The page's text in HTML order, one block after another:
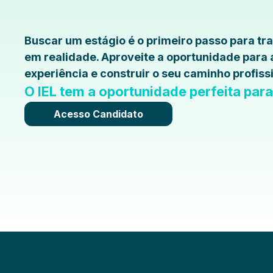
Buscar um estágio é o primeiro passo para
em realidade. Aproveite a oportunidade para
experiência e construir o seu caminho
O IEL tem a oportunidade perfeita
Acesso Candidato